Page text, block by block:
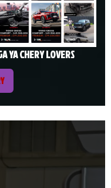
YA CHERY LOVERS